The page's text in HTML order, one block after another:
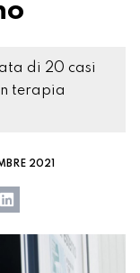
di 20 casi
terapia
2021